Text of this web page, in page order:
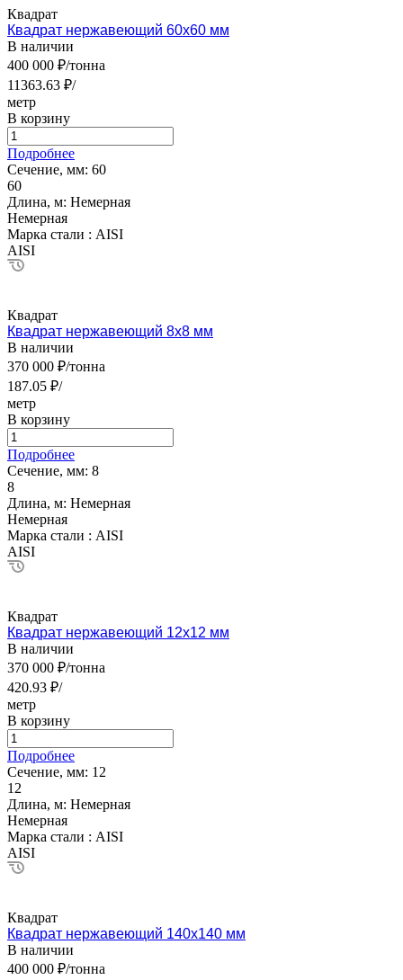
Квадрат
Квадрат нержавеющий 60х60 мм
В наличии
400 000 ₽/тонна
11363.63 ₽/
метр
В корзину
Подробнее
Сечение, мм: 60
60
Длина, м: Немерная
Немерная
Марка стали : AISI
AISI
Квадрат
Квадрат нержавеющий 8х8 мм
В наличии
370 000 ₽/тонна
187.05 ₽/
метр
В корзину
Подробнее
Сечение, мм: 8
8
Длина, м: Немерная
Немерная
Марка стали : AISI
AISI
Квадрат
Квадрат нержавеющий 12х12 мм
В наличии
370 000 ₽/тонна
420.93 ₽/
метр
В корзину
Подробнее
Сечение, мм: 12
12
Длина, м: Немерная
Немерная
Марка стали : AISI
AISI
Квадрат
Квадрат нержавеющий 140х140 мм
В наличии
400 000 ₽/тонна